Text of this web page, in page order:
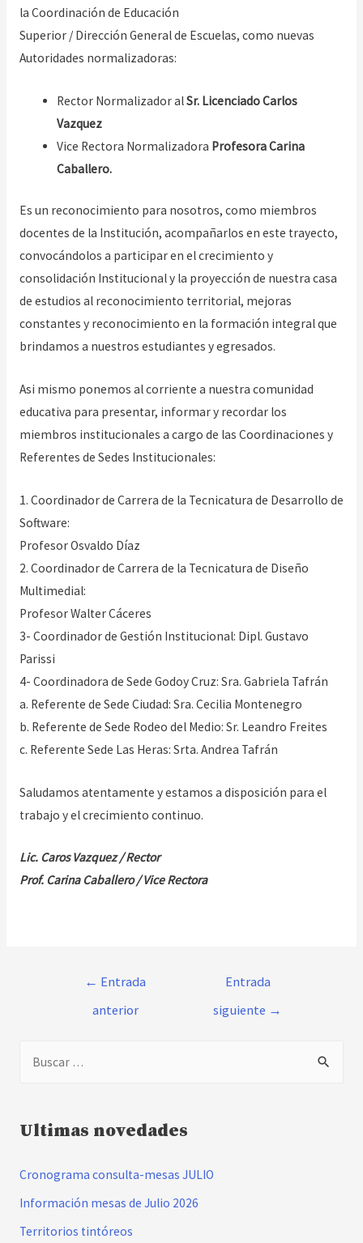
la Coordinación de Educación
Superior / Dirección General de Escuelas, como nuevas
Autoridades normalizadoras:
Rector Normalizador alSr. Licenciado Carlos
Vazquez
Vice Rectora Normalizadora Profesora Carina
Caballero.
Es un reconocimiento para nosotros, como miembros
docentes de la Institución, acompañarlos en este trayecto,
convocándolos a participar en el crecimiento y
consolidación Institucional y la proyección de nuestra casa
de estudios al reconocimiento territorial, mejoras
constantes y reconocimiento en la formación integral que
brindamos a nuestros estudiantes y egresados.
Asi mismo ponemos al corriente a nuestra comunidad
educativa para presentar, informar y recordar los
miembros institucionales a cargo de las Coordinaciones y
Referentes de Sedes Institucionales:
1. Coordinador de Carrera de la Tecnicatura de Desarrollo de
Software:
Profesor Osvaldo Díaz
2. Coordinador de Carrera de la Tecnicatura de Diseño
Multimedial:
Profesor Walter Cáceres
3- Coordinador de Gestión Institucional: Dipl. Gustavo
Parissi
4- Coordinadora de Sede Godoy Cruz: Sra. Gabriela Tafrán
a. Referente de Sede Ciudad: Sra. Cecilia Montenegro
b. Referente de Sede Rodeo del Medio: Sr. Leandro Freites
c. Referente Sede Las Heras: Srta. Andrea Tafrán
Saludamos atentamente y estamos a disposición para el
trabajo y el crecimiento continuo.
Lic. Caros Vazquez / Rector
Prof. Carina Caballero / Vice Rectora
Navegación
entradas
← Entrada
anterior
Entrada
siguiente →
c
r
:
Ultimas novedades
Cronograma consulta-mesas JULIO
Información mesas de Julio 2026
Territorios tintóreos